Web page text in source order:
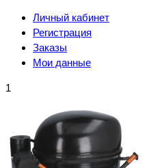
Личный кабинет
Регистрация
Заказы
Мои данные
1